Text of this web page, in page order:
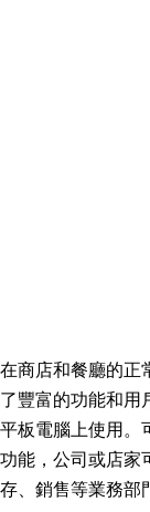
在商店和餐廳的正
了豐富的功能和用
平板電腦上使用。
功能，公司或店家
存、銷售等業務部